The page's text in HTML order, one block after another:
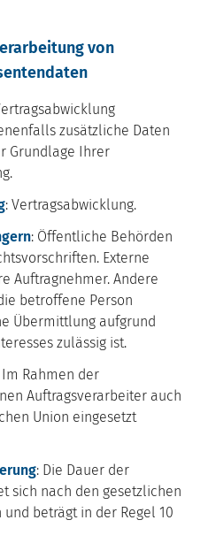
von
zusätzliche Daten
Grundlage Ihrer
: Vertragsabwicklung.
: Öffentliche Behörden
Externe
Auftragnehmer. Andere
betroffene Person
Übermittlung aufgrund
zulässig ist.
Im Rahmen der
Auftragsverarbeiter auch
Union eingesetzt
: Die Dauer der
sich nach den gesetzlichen
beträgt in der Regel 10